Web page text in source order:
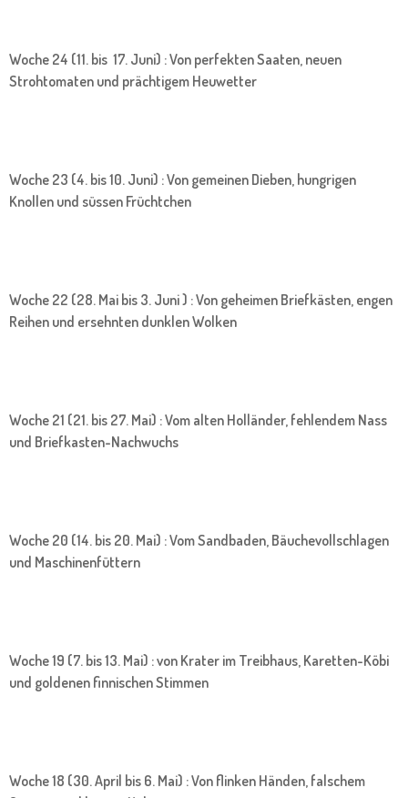
Woche 24 (11. bis 17. Juni) : Von perfekten Saaten, neuen
Strohtomaten und prächtigem Heuwetter
Woche 23 (4. bis 10. Juni) : Von gemeinen Dieben, hungrigen
Knollen und süssen Früchtchen
Woche 22 (28. Mai bis 3. Juni ) : Von geheimen Briefkästen, engen
Reihen und ersehnten dunklen Wolken
Woche 21 (21. bis 27. Mai) : Vom alten Holländer, fehlendem Nass
und Briefkasten-Nachwuchs
Woche 20 (14. bis 20. Mai) : Vom Sandbaden, Bäuchevollschlagen
und Maschinenfüttern
Woche 19 (7. bis 13. Mai) : von Krater im Treibhaus, Karetten-Köbi
und goldenen finnischen Stimmen
Woche 18 (30. April bis 6. Mai) : Von flinken Händen, falschem